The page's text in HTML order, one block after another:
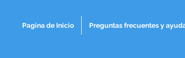
Pagina de Inicio Preguntas frecuentes y